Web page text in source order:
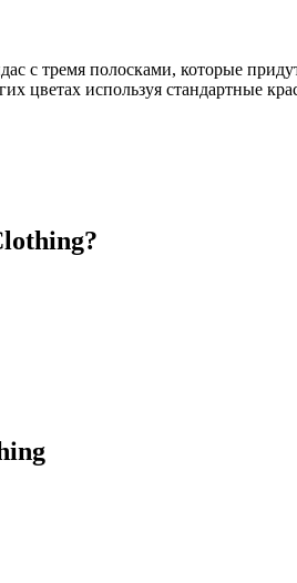
с тремя полосками, которые
цветах используя стандартные